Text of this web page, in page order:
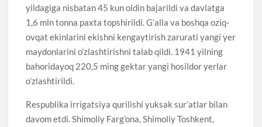
yildagiga nisbatan 45 kun oldin bajarildi va davlatga
1,6 mln tonna paxta topshirildi. G’alla va boshqa oziq-
ovqat ekinlarini ekishni kengaytirish zarurati yangi yer
maydonlarini o’zlashtirishni talab qildi. 1941 yilning
bahoridayoq 220,5 ming gektar yangi hosildor yerlar
o’zlashtirildi.
Respublika irrigatsiya qurilishi yuksak sur’atlar bilan
davom etdi. Shimoliy Farg’ona, Shimoliy Toshkent,